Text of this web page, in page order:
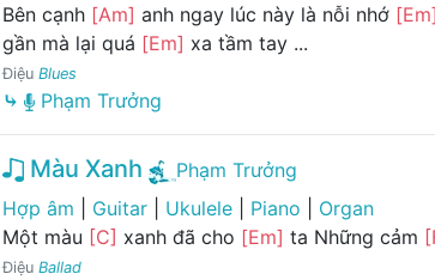
Bên cạnh [Am] anh ngay lúc này là nỗi nhớ [Em]
gần mà lại quá [Em] xa tầm tay ...
Điệu Blues
⤷ Phạm Trưởng
Màu Xanh
Phạm Trưởng
Hợp âm
Guitar| Ukulele| Piano
Organ
Một màu [C] xanh đã cho [Em] ta Những cảm
Điệu Ballad